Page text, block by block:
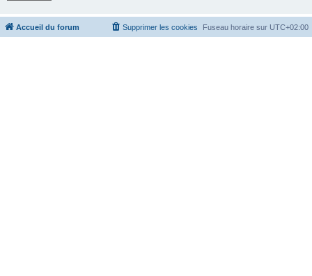
Accueil du forum Fuseau horaire sur UTC+02:00
Supprimer les cookies